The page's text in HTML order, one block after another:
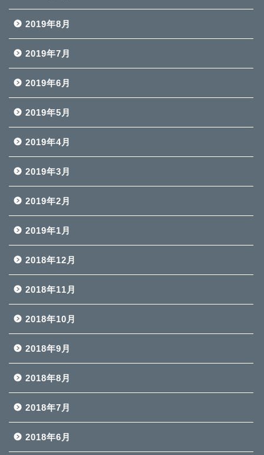
2019年8月
2019年7月
2019年6月
2019年5月
2019年4月
2019年3月
2019年2月
2019年1月
2018年12月
2018年11月
2018年10月
2018年9月
2018年8月
2018年7月
2018年6月